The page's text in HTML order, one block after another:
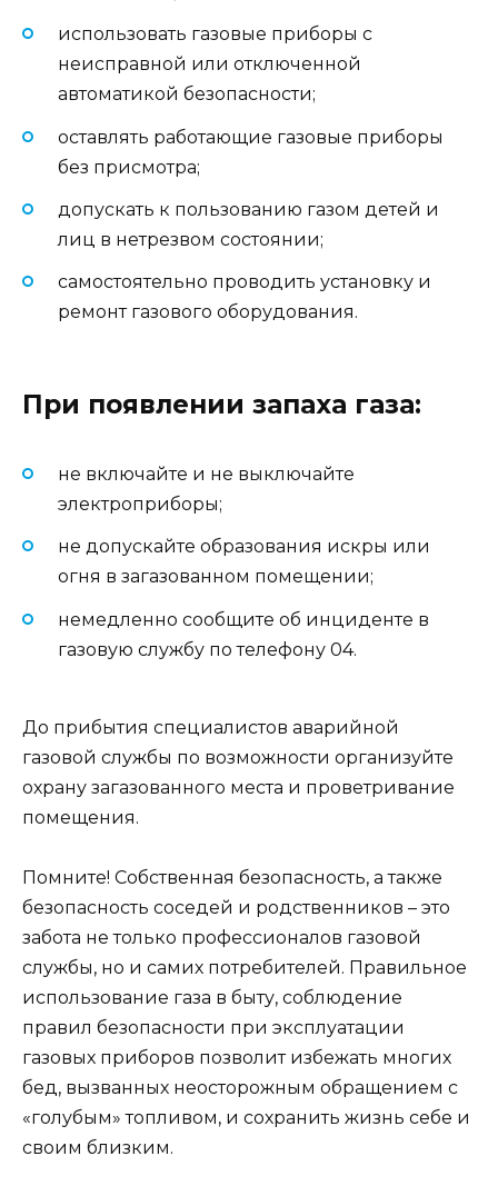
использовать газовые приборы с
неисправной или отключенной
автоматикой безопасности;
оставлять работающие газовые приборы
без присмотра;
допускать к пользованию газом детей и
лиц в нетрезвом состоянии;
самостоятельно проводить установку и
ремонт газового оборудования.
При появлении запаха газа:
не включайте и не выключайте
электроприборы;
не допускайте образования искры или
огня в загазованном помещении;
немедленно сообщите об инциденте в
газовую службу по телефону 04.
До прибытия специалистов аварийной
газовой службы по возможности организуйте
охрану загазованного места и проветривание
помещения.
Помните! Собственная безопасность, а также
безопасность соседей и родственников – это
забота не только профессионалов газовой
службы, но и самих потребителей. Правильное
использование газа в быту, соблюдение
правил безопасности при эксплуатации
газовых приборов позволит избежать многих
бед, вызванных неосторожным обращением с
«голубым» топливом, и сохранить жизнь себе и
своим близким.